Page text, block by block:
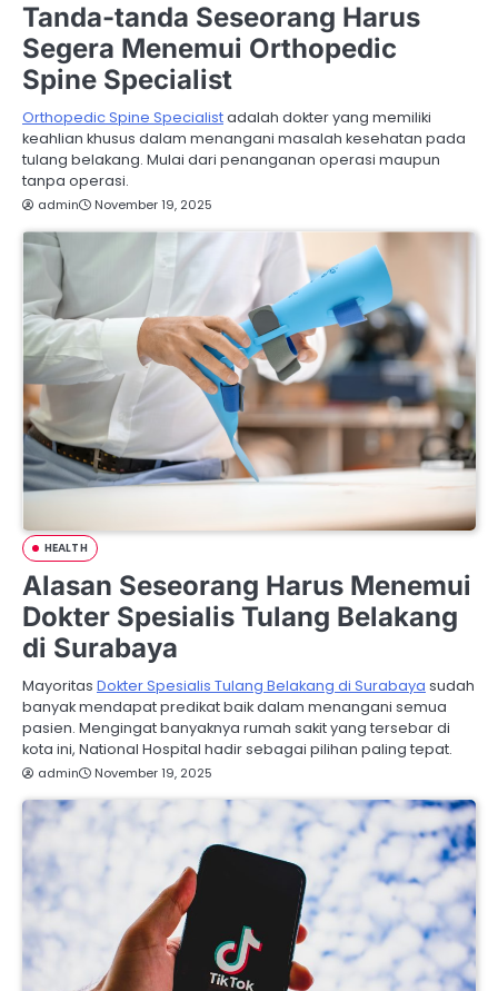
Tanda-tanda Seseorang Harus
Segera Menemui Orthopedic
Spine Specialist
Orthopedic Spine Specialistadalah dokter yang memiliki
keahlian khusus dalam menangani masalah kesehatan pada
tulang belakang. Mulai dari penanganan operasi maupun
tanpa operasi.
admin November 19, 2025
HEALTH
Alasan Seseorang Harus Menemui
Dokter Spesialis Tulang Belakang
di Surabaya
Mayoritas Dokter Spesialis Tulang Belakang di Surabaya sudah
banyak mendapat predikat baik dalam menangani semua
pasien. Mengingat banyaknya rumah sakit yang tersebar di
kota ini, National Hospital hadir sebagai pilihan paling tepat.
admin November 19, 2025